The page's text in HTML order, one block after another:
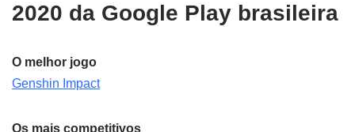
2020 da Google Play brasileira
O melhor jogo
Genshin Impact
Os mais competitivos